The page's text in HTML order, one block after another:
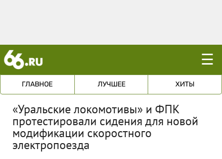
☰
ГЛАВНОЕ ЛУЧШЕЕ ХИТЫ
«Уральские локомотивы» и ФПК
протестировали сидения для новой
модификации скоростного
электропоезда